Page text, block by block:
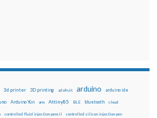
3d printer 3D printing adafruit arduino arduino ide
Arduino Yún arm Attiny85 BLE bluetooth cloud
controlled fluid injection pencil controlled silicon injection pen